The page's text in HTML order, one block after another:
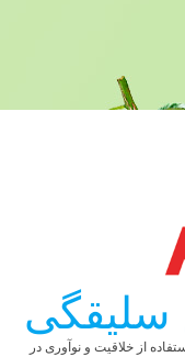
از خلاقیت و نوآوری در